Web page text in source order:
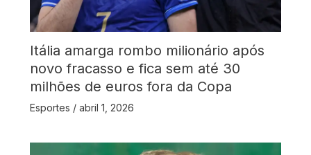
Itália amarga rombo milionário após
novo fracasso e fica sem até 30
milhões de euros fora da Copa
Esportes / abril 1, 2026